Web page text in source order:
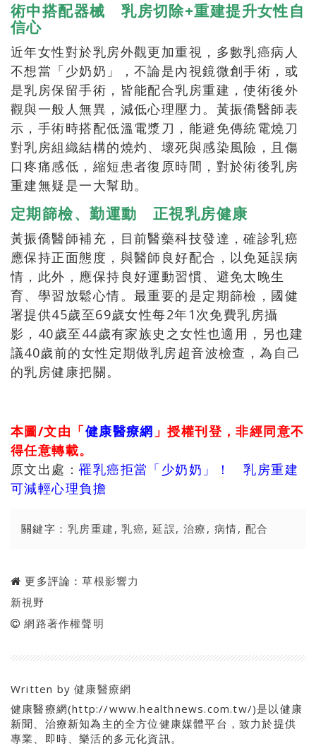
術中搭配器械 乳房切除+重建提升女性自
信心
近年女性對於乳房外觀更加重視，多數乳癌病人
不想當「少奶奶」，不論是內視鏡微創手術，或
是乳房保留手術，皆能配合乳房重建，使術後外
觀與一般人無異，減低心理壓力。黃振僑醫師表
示，手術時搭配低溫電漿刀，能避免傳統電燒刀
對乳房組織結構的燒灼、壞死與感染風險，且傷
口疼痛感低，縮短患者復原時間，對於術後乳房
重建無疑是一大幫助。
定期篩檢、勤運動 正視乳房健康
黃振僑醫師補充，目前醫藥科技發達，確診乳癌
應保持正面態度，與醫師良好配合，以免延誤病
情，此外，應保持良好運動習慣、避免太晚生
育、學習放鬆心情。最重要的是定期篩檢，國健
署提供45歲至69歲女性每2年1次免費乳房攝
影，40歲至44歲有家族史之女性也適用，另也建
議40歲前的女性定期做乳房超音波檢查，為自己
的乳房健康把關。
本圖/文由「健康醫療網 」授權刊登，非經同意不
得任意轉載。
原文出處：罹乳癌拒當「少奶奶」！ 乳房重建
可減輕心理負擔
關鍵字： 乳房重建 ,乳癌,延誤, 治療 , 病情, 配合
更多評論：草根影響力
新視野
網路著作權聲明
Written by健康醫療網
健康醫療網(http://www.healthnews.com.tw/)是以健康
新聞、治療新知為主的全方位健康媒體平台，致力於提供
專業、即時、樂活的多元化資訊。